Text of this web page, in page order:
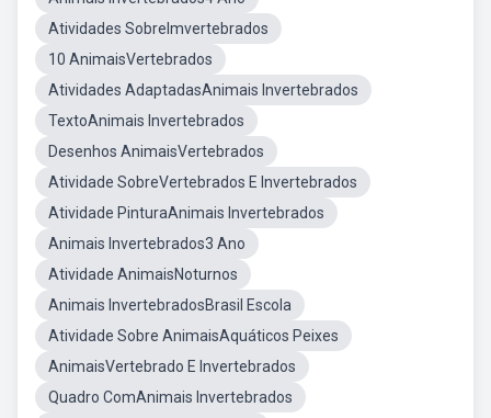
Atividades SobreImvertebrados
10 AnimaisVertebrados
Atividades AdaptadasAnimais Invertebrados
TextoAnimais Invertebrados
Desenhos AnimaisVertebrados
Atividade SobreVertebrados E Invertebrados
Atividade PinturaAnimais Invertebrados
Animais Invertebrados3 Ano
Atividade AnimaisNoturnos
Animais InvertebradosBrasil Escola
Atividade Sobre AnimaisAquáticos Peixes
AnimaisVertebrado E Invertebrados
Quadro ComAnimais Invertebrados